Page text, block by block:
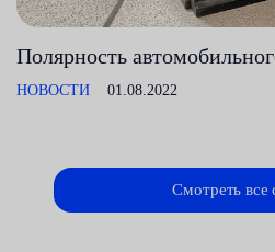
Полярность
НОВОСТИ 01.08.2022
Смотреть все